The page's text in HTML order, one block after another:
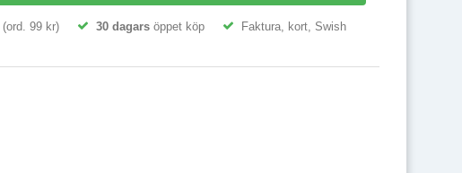
(ord. 99 kr) 30 dagars öppet köp Faktura, kort, Swish